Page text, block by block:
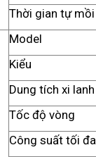
Thời gian tự mồi
Model
Kiểu
Dung tích xi lanh
Tốc độ vòng
Công suất tối đa